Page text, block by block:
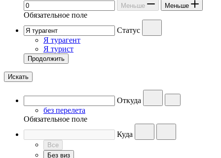
Меньше Меньше
Обязательное поле
Статус
Я турагент
Я турист
Продолжить
Искать
Откуда
без перелета
Обязательное поле
Куда
Все
Без виз